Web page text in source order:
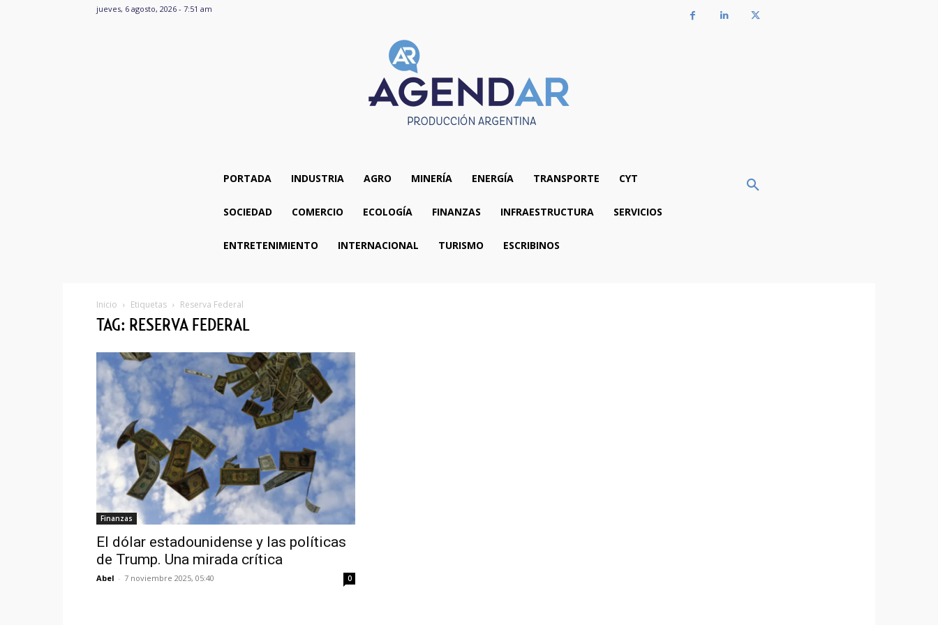
jueves, 6 agosto, 2026 - 7:51 am
PORTADA INDUSTRIA AGRO MINERÍA ENERGÍA TRANSPORTE CYT
SOCIEDAD COMERCIO ECOLOGÍA FINANZAS INFRAESTRUCTURA SERVICIOS
ENTRETENIMIENTO INTERNACIONAL TURISMO ESCRIBINOS
Inicio Etiquetas Reserva Federal
TAG: RESERVA FEDERAL
Finanzas
El dólar estadounidense y las políticas
de Trump. Una mirada crítica
Abel - 7 noviembre 2025, 05:40 0